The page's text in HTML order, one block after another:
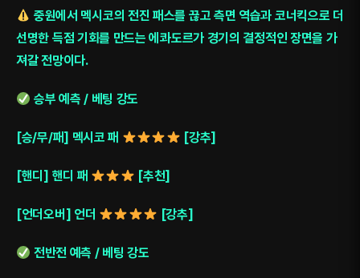
중원에서 멕시코의 전진 패스를 끊고 측면 역습과 코너킥으로 더
선명한 득점 기회를 만드는 에콰도르가 경기의 결정적인 장면을 가
져갈 전망이다.
승부 예측 / 베팅 강도
[승/무/패] 멕시코 패 [강추]
[핸디] 핸디 패 [추천]
[언더오버] 언더 [강추]
전반전 예측 / 베팅 강도